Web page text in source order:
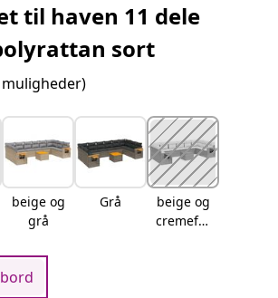
til haven 11 dele
sort
beige og
grå
Grå
beige og
cremefar